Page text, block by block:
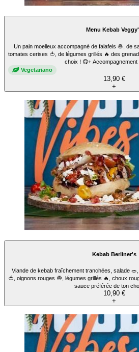
Menu Kebab
Un pain moelleux accompagné de falafels 🧆, de
tomates cerises 🍅, de légumes grillés 🔥 des
choix ! 😋+ Accompagnement
Vegetariano
13,90 €
+
Kebab Berliner's
Viande de kebab fraîchement tranchées, salade
🍅, oignons rouges 🧅, légumes grillés 🔥, choux
sauce préférée de ton
10,90 €
+